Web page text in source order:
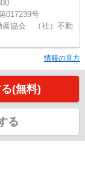
017239号
産協会 （社）不動
情報の見方
(無料)
る